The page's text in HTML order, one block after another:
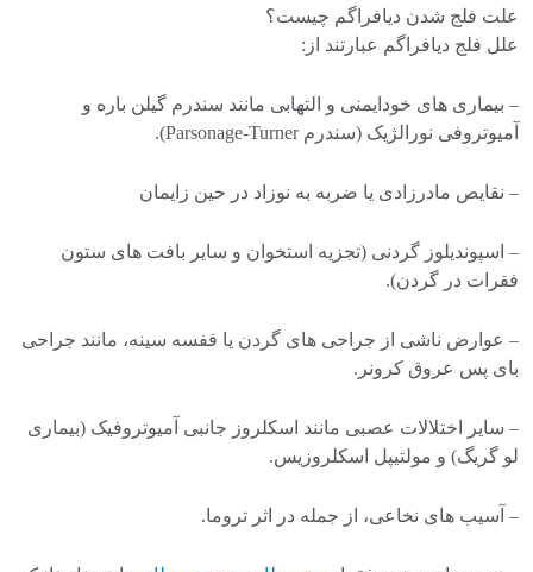
علت فلج شدن دیافراگم چیست؟
علل فلج دیافراگم عبارتند از:
– بیماری های خودایمنی و التهابی مانند سندرم گیلن باره و
آمیوتروفی نورالژیک (سندرم Parsonage-Turner).
– نقایص مادرزادی یا ضربه به نوزاد در حین زایمان
– اسپوندیلوز گردنی (تجزیه استخوان و سایر بافت های ستون
فقرات در گردن).
– عوارض ناشی از جراحی های گردن یا قفسه سینه، مانند جراحی
بای پس عروق کرونر.
– سایر اختلالات عصبی مانند اسکلروز جانبی آمیوتروفیک (بیماری
لو گریگ) و مولتیپل اسکلروزیس.
– آسیب های نخاعی، از جمله در اثر تروما.